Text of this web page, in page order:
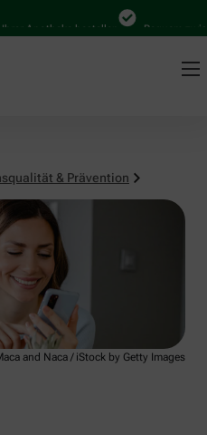
Apotheke bestellen Bequem
& Prävention
and Naca / iStock by Getty Images